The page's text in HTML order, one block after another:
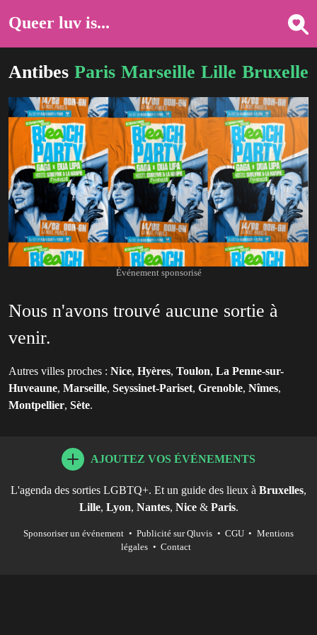
Queer luv is...
Antibes Paris Marseille Lille Bruxelles
Événement sponsorisé
Nous n'avons trouvé aucune sortie à
venir.
Autres villes proches : Nice, Hyères, Toulon, La Penne-sur-
Huveaune, Marseille, Seyssinet-Pariset, Grenoble, Nîmes,
Montpellier, Sète.
AJOUTEZ VOS ÉVÉNEMENTS
L'agenda des sorties LGBTQ+. Et un guide des lieux à Bruxelles,
Lille, Lyon, Nantes, Nice& Paris.
Sponsoriser un événement • Publicité sur Qluvis • CGU • Mentions
légales • Contact